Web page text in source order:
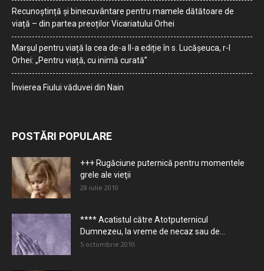
Recunoștință și binecuvântare pentru mamele dătătoare de
viață – din partea preoților Vicariatului Orhei
Marșul pentru viață la cea de-a II-a ediție în s. Lucășeuca, r-l
Orhei: „Pentru viață, cu inimă curată”
Învierea Fiului văduvei din Nain
POSTĂRI POPULARE
+++ Rugăciune puternică pentru momentele
grele ale vieţii
28 iulie 2010
**** Acatistul către Atotputernicul
Dumnezeu, la vreme de necaz sau de...
5 octombrie 2010